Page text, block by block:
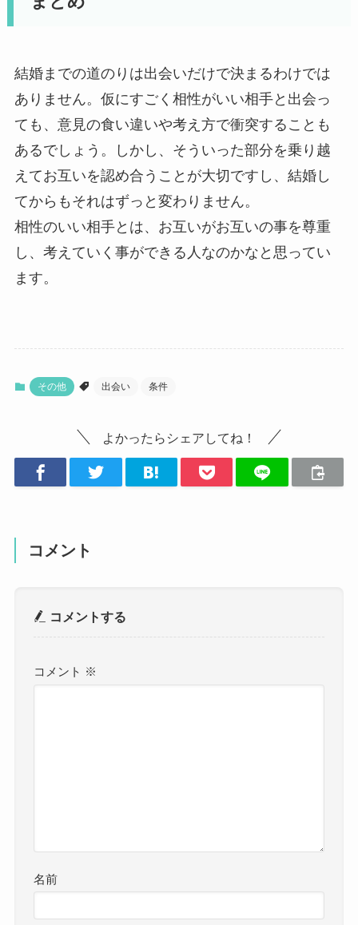
結婚までの道のりは出会いだけで決まるわけでは
ありません。仮にすごく相性がいい相手と出会っ
ても、意見の食い違いや考え方で衝突することも
あるでしょう。しかし、そういった部分を乗り越
えてお互いを認め合うことが大切ですし、結婚し
てからもそれはずっと変わりません。
相性のいい相手とは、お互いがお互いの事を尊重
し、考えていく事ができる人なのかなと思ってい
ます。
その他 出会い 条件
よかったらシェアしてね！
コメント
コメントする
コメント ※
名前